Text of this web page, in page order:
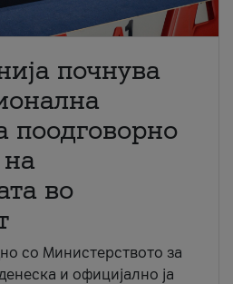
почнува
поодговорно
во
со Министерството за
и официјално ја